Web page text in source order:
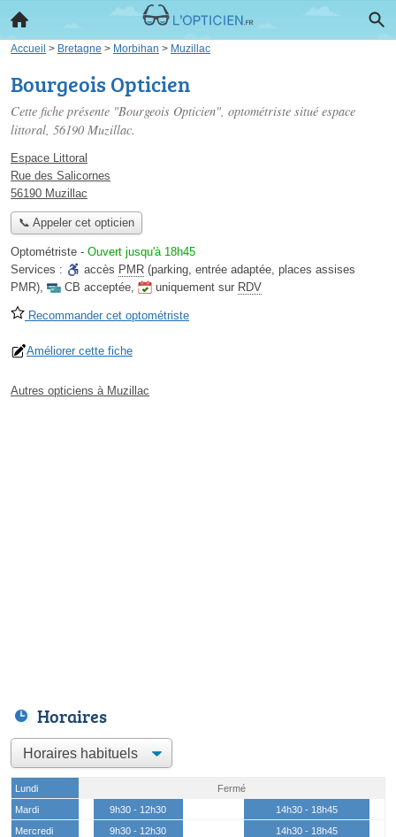
Accueil > Bretagne > Morbihan > Muzillac
Bourgeois Opticien
Cette fiche présente "Bourgeois Opticien", optométriste situé espace
littoral, 56190 Muzillac.
Espace Littoral
Rue des Salicornes
56190 Muzillac
📞 Appeler cet opticien
Optométriste - Ouvert jusqu'à 18h45
Services :
accès PMR (parking, entrée adaptée, places assises
PMR), CB acceptée, uniquement sur RDV
Recommander cet optométriste
Améliorer cette fiche
Autres opticiens à Muzillac
Horaires
Lundi
Fermé
Mardi
9h30 - 12h30
14h30 - 18h45
Mercredi
9h30 - 12h30
14h30 - 18h45